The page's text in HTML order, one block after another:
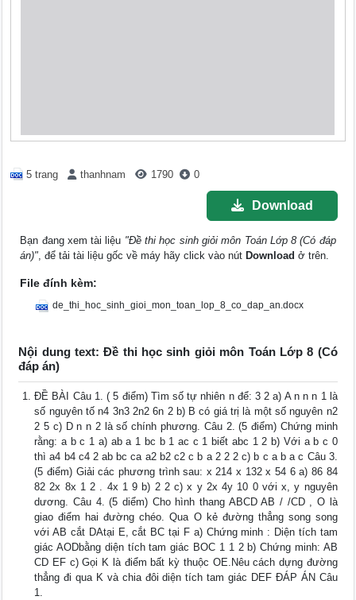
5 trang thanhnam 1790 0
Download
Bạn đang xem tài liệu "Đề thi học sinh giỏi môn Toán Lớp 8 (Có đáp
án)", để tải tài liệu gốc về máy hãy click vào nút Download ở trên.
File đính kèm:
de_thi_hoc_sinh_gioi_mon_toan_lop_8_co_dap_an.docx
Nội dung text: Đề thi học sinh giỏi môn Toán Lớp 8 (Có
đáp án)
ĐỀ BÀI Câu 1. ( 5 điểm) Tìm số tự nhiên n để: 3 2 a) A n n n 1 là
số nguyên tố n4 3n3 2n2 6n 2 b) B có giá trị là một số nguyên n2
2 5 c) D n n 2 là số chính phương. Câu 2. (5 điểm) Chứng minh
rằng: a b c 1 a) ab a 1 bc b 1 ac c 1 biết abc 1 2 b) Với a b c 0
thì a4 b4 c4 2 ab bc ca a2 b2 c2 c b a 2 2 2 c) b c a b a c Câu 3.
(5 điểm) Giải các phương trình sau: x 214 x 132 x 54 6 a) 86 84
82 2x 8x 1 2 . 4x 1 9 b) 2 2 c) x y 2x 4y 10 0 với x, y nguyên
dương. Câu 4. (5 diểm) Cho hình thang ABCD AB / /CD , O là
giao điểm hai đường chéo. Qua O kẻ đường thẳng song song
với AB cắt DAtại E, cắt BC tại F a) Chứng minh : Diện tích tam
giác AODbằng diện tích tam giác BOC 1 1 2 b) Chứng minh: AB
CD EF c) Gọi K là điểm bất kỳ thuộc OE.Nêu cách dựng đường
thẳng đi qua K và chia đôi diện tích tam giác DEF ĐÁP ÁN Câu
1.